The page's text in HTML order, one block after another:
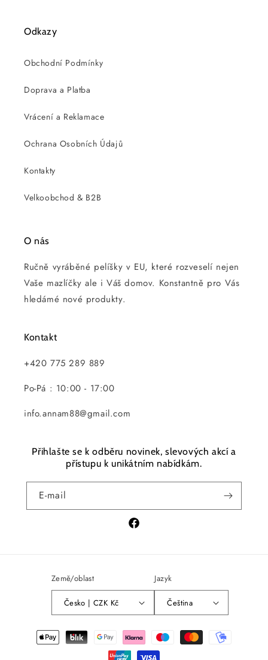
Odkazy
Obchodní Podmínky
Doprava a Platba
Vrácení a Reklamace
Ochrana Osobních Údajů
Kontakty
Velkoobchod & B2B
O nás
Ručně vyráběné pelíšky v EU, které rozveselí nejen
Vaše mazlíčky ale i Váš domov. Konstantně pro Vás
hledámé nové produkty.
Kontakt
+420 775 289 889
Po-Pá : 10:00 - 17:00
info.annam88@gmail.com
Přihlašte se k odběru novinek, slevových akcí a
přístupu k unikátním nabídkám.
E-mail
Facebook
Země/oblast
Česko | CZK Kč
Jazyk
Čeština
Platební
metody